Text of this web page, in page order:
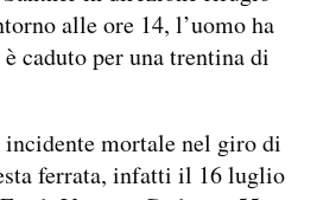
alle ore 14, l’uomo ha
caduto per una trentina di
incidente mortale nel giro di
ferrata, infatti il 16 luglio